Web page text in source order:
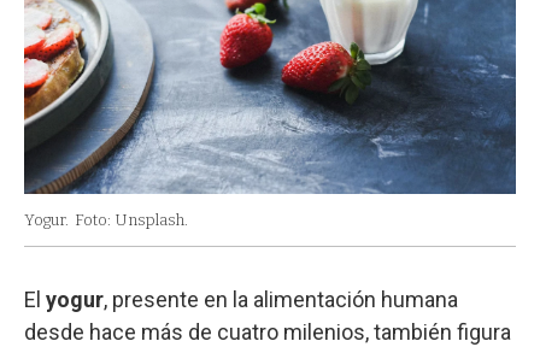
Yogur. Foto: Unsplash.
El yogur, presente en la alimentación humana
desde hace más de cuatro milenios, también figura